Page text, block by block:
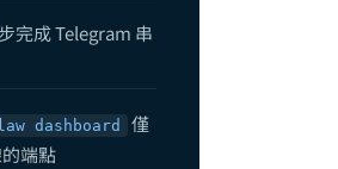
代理入門常見問題解答
完成 Telegram 串
dashboard
僅
端點